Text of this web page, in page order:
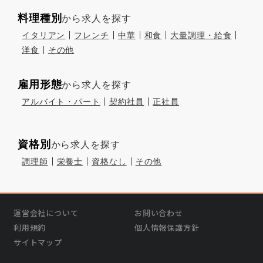
料理種別から求人を探す
イタリアン フレンチ 中華 和食
大量調理・給食
洋食
その他
雇用形態から求人を探す
アルバイト・パート 契約社員 正社員
資格別 から求人を探す
調理師 栄養士 資格なし その他
運営会社について
お問い合わせ
利用規約
個人情報保護方針
サイトマップ